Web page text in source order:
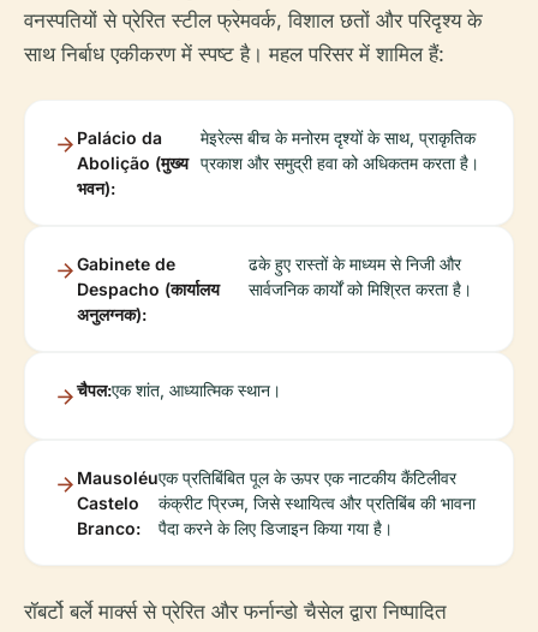
वनस्पतियों से प्रेरित स्टील फ्रेमवर्क, विशाल छतों और परिदृश्य के
साथ निर्बाध एकीकरण में स्पष्ट है। महल परिसर में शामिल हैं:
Palácio da
Abolição (मुख्य
भवन):
मेइरेल्स बीच के मनोरम दृश्यों के साथ, प्राकृतिक
प्रकाश और समुद्री हवा को अधिकतम करता है।
Gabinete de
Despacho (कार्यालय
अनुलग्नक):
ढके हुए रास्तों के माध्यम से निजी और
सार्वजनिक कार्यों को मिश्रित करता है।
चैपल:एक शांत, आध्यात्मिक स्थान।
Mausoléu
Castelo
Branco:
एक प्रतिबिंबित पूल के ऊपर एक नाटकीय कैंटिलीवर
कंक्रीट प्रिज्म, जिसे स्थायित्व और प्रतिबिंब की भावना
पैदा करने के लिए डिजाइन किया गया है।
रॉबर्टो बर्ले मार्क्स से प्रेरित और फर्नान्डो चैसेल द्वारा निष्पादित